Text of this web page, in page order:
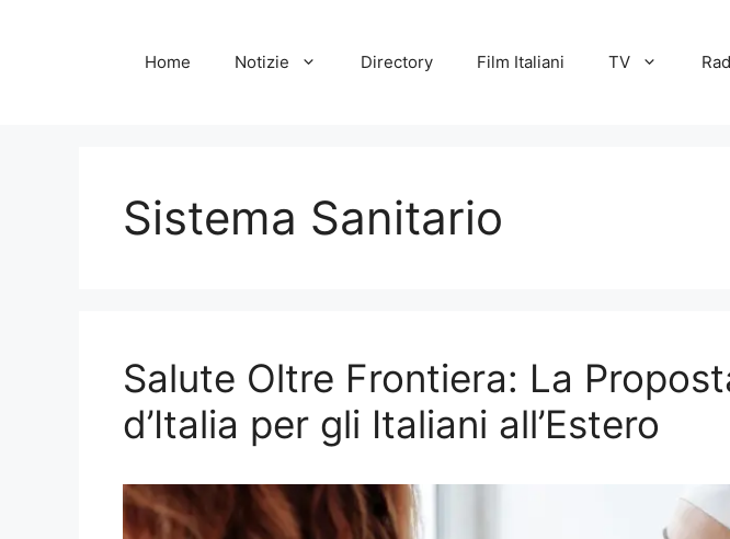
Home Notizie Directory Film Italiani TV
Sistema Sanitario
Salute Oltre Frontiera: La
d’Italia per gli Italiani all’Estero